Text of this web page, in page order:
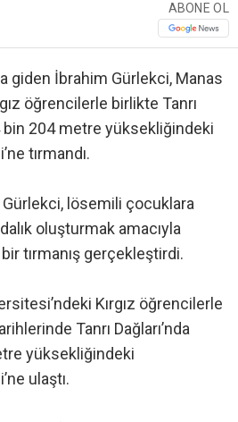
ABONE OL
giden İbrahim Gürlekci, Manas
öğrencilerle birlikte Tanrı
bin 204 metre yüksekliğindeki
tırmandı.
Gürlekci, lösemili çocuklara
oluşturmak amacıyla
bir tırmanış gerçekleştirdi.
Kırgız öğrencilerle
Tanrı Dağları’nda
yüksekliğindeki
ulaştı.